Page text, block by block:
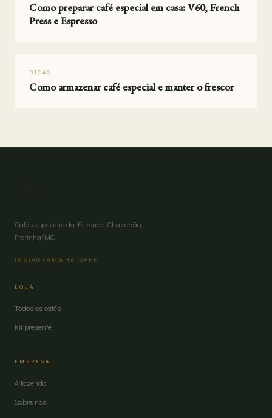
Como preparar café especial em casa: V60, French
Press e Espresso
DICAS
Como armazenar café especial e manter o frescor
Cafés especiais da Fazenda Chapadão,
Pratinha/MG.
INSTAGRAM WHATSAPP
LOJA
Todos os cafés
Kit presente
EMPRESA
A fazenda
Sobre nós